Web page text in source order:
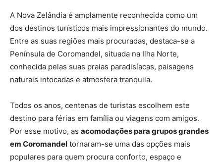
A Nova Zelândia é amplamente reconhecida como um
dos destinos turísticos mais impressionantes do mundo.
Entre as suas regiões mais procuradas, destaca-se a
Península de Coromandel, situada na Ilha Norte,
conhecida pelas suas praias paradisíacas, paisagens
naturais intocadas e atmosfera tranquila.
Todos os anos, centenas de turistas escolhem este
destino para férias em família ou viagens com amigos.
Por esse motivo, as acomodações para grupos grandes
em Coromandel tornaram-se uma das opções mais
populares para quem procura conforto, espaço e